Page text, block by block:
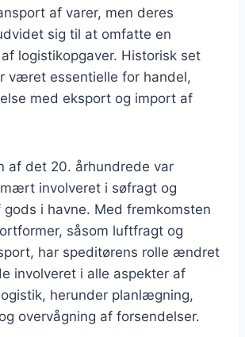
af varer, men deres
sig til at omfatte en
logistikopgaver. Historisk set
været essentielle for handel,
med eksport og import af
af det 20. århundrede var
involveret i søfragt og
i havne. Med fremkomsten
såsom luftfragt og
har speditørens rolle ændret
involveret i alle aspekter af
herunder planlægning,
overvågning af forsendelser.